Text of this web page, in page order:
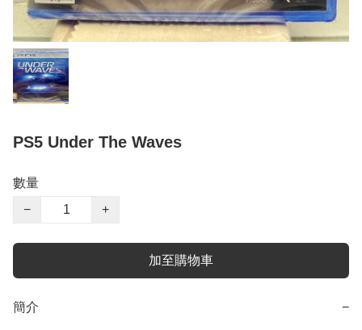
PS5 Under The Waves
數量
−
+
加至購物車
簡介 −